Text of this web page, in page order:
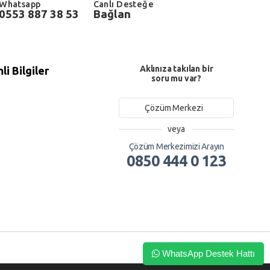
0553 887 38 53
Canlı Desteğe
Bağlan
Bilgiler
Aklınıza takılan bir
soru mu var?
Çözüm Merkezi
veya
Çözüm Merkezimizi Arayın
0850 444 0 123
WhatsApp Destek Hattı